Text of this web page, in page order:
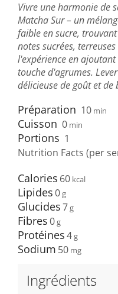
Vivre une harmonie de
Matcha Sur – un
faible en sucre,
notes sucrées,
l'expérience en
touche d'agrumes.
délicieuse de goût et de
Préparation 10 min
Cuisson 0 min
Portions 1
Nutrition Facts (per
Calories 60
Lipides0
Glucides7
Fibres0
Protéines4
Sodium 50
Ingrédients